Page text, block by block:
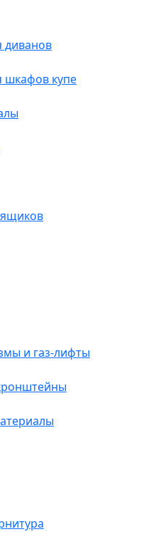
диванов
шкафов купе
и газ-лифты